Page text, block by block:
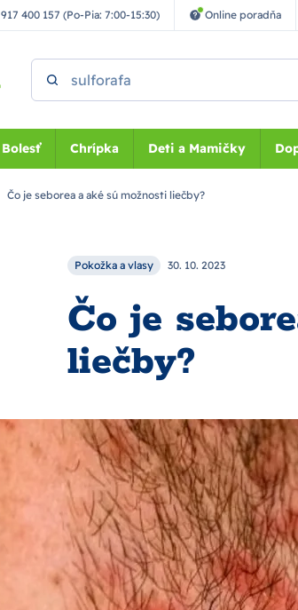
400 157 (Po-Pia: 7:00-15:30) Online poradňa
Bolesť Chrípka Deti a Mamičky
Čo je seborea a aké sú možnosti liečby?
Pokožka a vlasy 30. 10. 2023
Čo je
liečby?